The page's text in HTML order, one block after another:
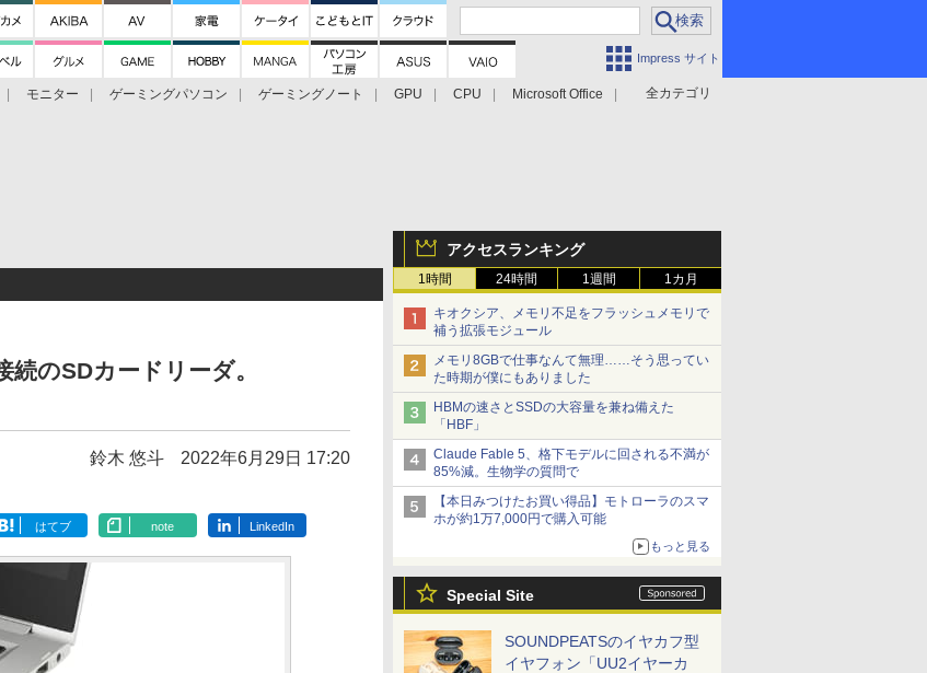
Impress サイト
全カテゴリ
モニター ゲーミングパソコン ゲーミングノート GPU CPU
Microsoft Office
アクセスランキング
1時間 24時間 1週間 1カ月
キオクシア、メモリ不足をフラッシュメモリで
補う拡張モジュール
メモリ8GBで仕事なんて無理……そう思ってい
た時期が僕にもありました
HBMの速さとSSDの大容量を兼ね備えた
「HBF」
Claude Fable 5、格下モデルに回される不満が
85%減。生物学の質問で
【本日みつけたお買い得品】モトローラのスマ
ホが約1万7,000円で購入可能
もっと見る
Special Site
SOUNDPEATSのイヤカフ型
イヤフォン「UU2イヤーカ
のSDカードリーダ。
鈴木 悠斗 2022年6月29日 17:20
はてブ note LinkedIn